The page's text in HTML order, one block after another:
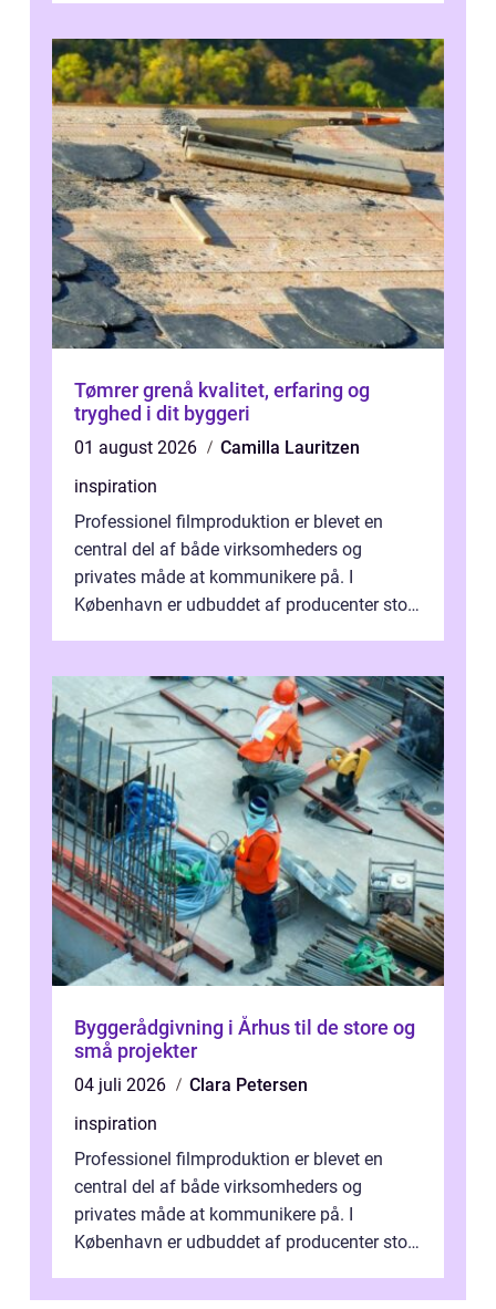
Tømrer grenå kvalitet, erfaring og
tryghed i dit byggeri
01 august 2026
Camilla Lauritzen
inspiration
Professionel filmproduktion er blevet en
central del af både virksomheders og
privates måde at kommunikere på. I
København er udbuddet af producenter stort,
Byggerådgivning i Århus til de store og
små projekter
04 juli 2026
Clara Petersen
inspiration
Professionel filmproduktion er blevet en
central del af både virksomheders og
privates måde at kommunikere på. I
København er udbuddet af producenter stort,
inti...